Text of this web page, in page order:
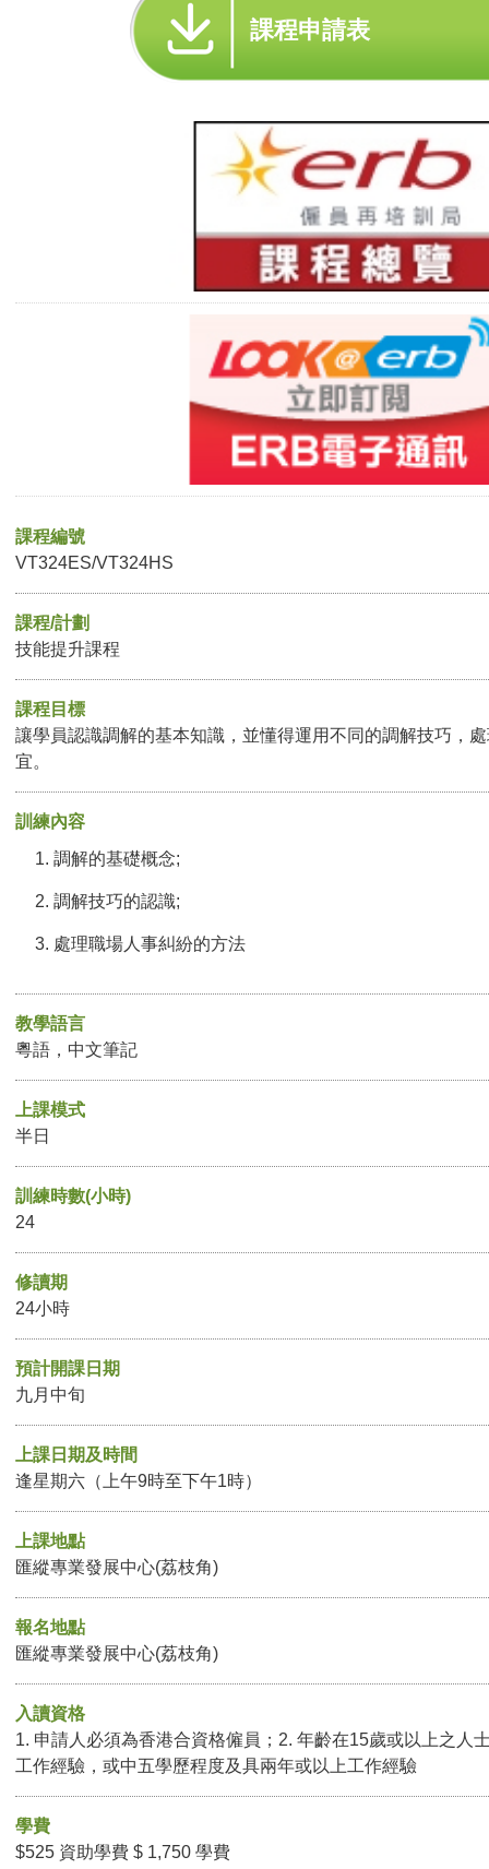
課程申請表
課程編號
VT324ES/VT324HS
課程/計劃
技能提升課程
課程目標
讓學員認識調解的基本知識，並懂得運用不同的調解技巧，
宜。
訓練內容
調解的基礎概念;
調解技巧的認識;
處理職場人事糾紛的方法
教學語言
粵語，中文筆記
上課模式
半日
訓練時數(小時)
24
修讀期
24小時
預計開課日期
九月中旬
上課日期及時間
逢星期六（上午9時至下午1時）
上課地點
匯縱專業發展中心(荔枝角)
報名地點
匯縱專業發展中心(荔枝角)
入讀資格
1. 申請人必須為香港合資格僱員；2. 年齡在15歲或以上之人
工作經驗，或中五學歷程度及具兩年或以上工作經驗
學費
$525 資助學費 $ 1,750 學費